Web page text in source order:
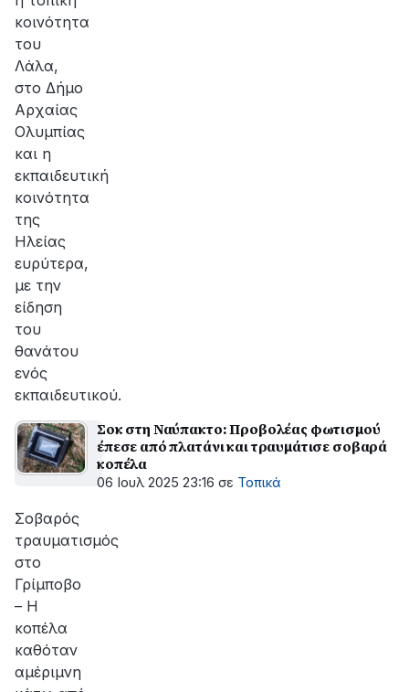
κοινότητα
του
Λάλα,
στο Δήμο
Αρχαίας
Ολυμπίας
και η
εκπαιδευτική
κοινότητα
της
Ηλείας
ευρύτερα,
με την
είδηση
του
θανάτου
ενός
εκπαιδευτικού.
Σοκ στη Ναύπακτο: Προβολέας φωτισμού
έπεσε από πλατάνι και τραυμάτισε σοβαρά
κοπέλα
06 Ιουλ 2025 23:16 σε Τοπικά
Σοβαρός
τραυματισμός
στο
Γρίμποβο
– Η
κοπέλα
καθόταν
αμέριμνη